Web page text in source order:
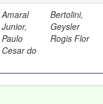
Amaral
Junior,
Paulo
Cesar do
Bertolini,
Geysler
Rogis Flor